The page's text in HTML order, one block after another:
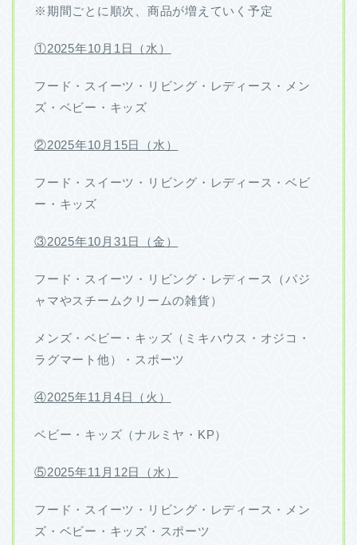
※期間ごとに順次、商品が増えていく予定
①2025年10月1日（水）
フード・スイーツ・リビング・レディース・メン
ズ・ベビー・キッズ
②2025年10月15日（水）
フード・スイーツ・リビング・レディース・ベビ
ー・キッズ
③2025年10月31日（金）
フード・スイーツ・リビング・レディース（パジ
ャマやスチームクリームの雑貨）
メンズ・ベビー・キッズ（ミキハウス・オジコ・
ラグマート他）・スポーツ
④2025年11月4日（火）
ベビー・キッズ（ナルミヤ・KP）
⑤2025年11月12日（水）
フード・スイーツ・リビング・レディース・メン
ズ・ベビー・キッズ・スポーツ